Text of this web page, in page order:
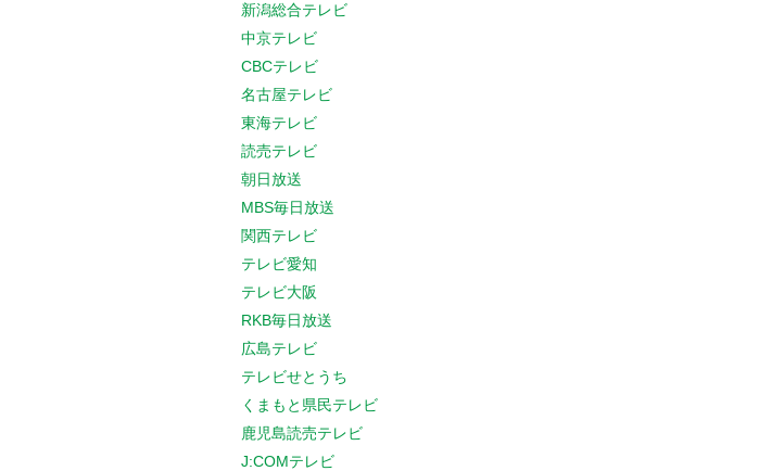
新潟総合テレビ
中京テレビ
CBCテレビ
名古屋テレビ
東海テレビ
読売テレビ
朝日放送
MBS毎日放送
関西テレビ
テレビ愛知
テレビ大阪
RKB毎日放送
広島テレビ
テレビせとうち
くまもと県民テレビ
鹿児島読売テレビ
J:COMテレビ